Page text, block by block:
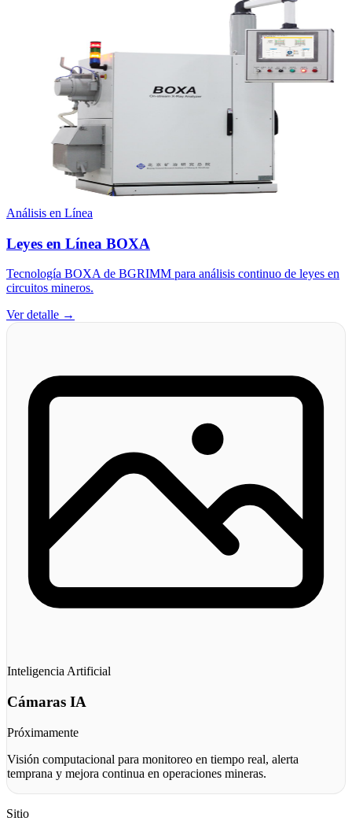
Análisis en Línea
Leyes en Línea BOXA
Tecnología BOXA de BGRIMM para análisis continuo de leyes en
circuitos mineros.
Ver detalle →
Inteligencia Artificial
Cámaras IA
Próximamente
Visión computacional para monitoreo en tiempo real, alerta
temprana y mejora continua en operaciones mineras.
Sitio